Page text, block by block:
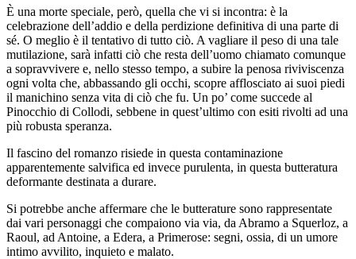
È una morte speciale, però, quella che vi si incontra: è la
celebrazione dell’addio e della perdizione definitiva di una parte di
sé. O meglio è il tentativo di tutto ciò. A vagliare il peso di una tale
mutilazione, sarà infatti ciò che resta dell’uomo chiamato comunque
a sopravvivere e, nello stesso tempo, a subire la penosa riviviscenza
ogni volta che, abbassando gli occhi, scopre afflosciato ai suoi piedi
il manichino senza vita di ciò che fu. Un po’ come succede al
Pinocchio di Collodi, sebbene in quest’ultimo con esiti rivolti ad una
più robusta speranza.
Il fascino del romanzo risiede in questa contaminazione
apparentemente salvifica ed invece purulenta, in questa butteratura
deformante destinata a durare.
Si potrebbe anche affermare che le butterature sono rappresentate
dai vari personaggi che compaiono via via, da Abramo a Squerloz, a
Raoul, ad Antoine, a Edera, a Primerose: segni, ossia, di un umore
intimo avvilito, inquieto e malato.